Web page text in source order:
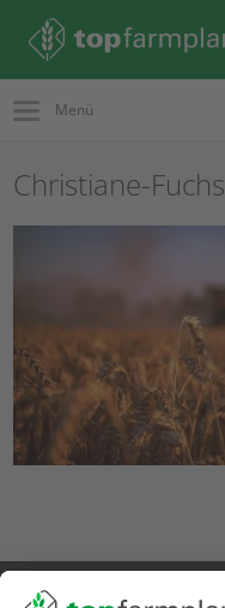
Menü
Christiane-Fuchs